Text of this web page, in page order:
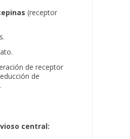
(receptor
de receptor
de
central: